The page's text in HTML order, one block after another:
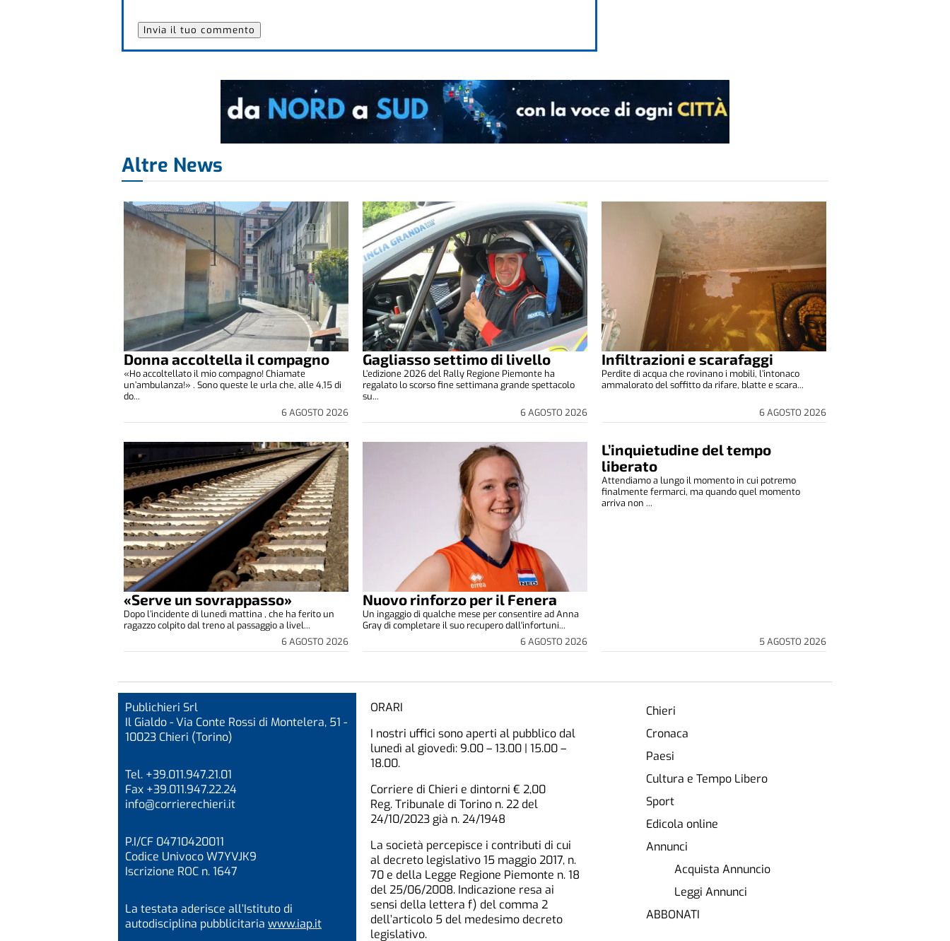
Altre News
Donna accoltella il compagno
6 AGOSTO 2026
«Ho accoltellato il mio compagno! Chiamate
un’ambulanza!» . Sono queste le urla che, alle 4,15 di
do...
Gagliasso settimo di livello
6 AGOSTO 2026
L’edizione 2026 del Rally Regione Piemonte ha
regalato lo scorso fine settimana grande spettacolo
su...
Infiltrazioni e scarafaggi
6 AGOSTO 2026
Perdite di acqua che rovinano i mobili, l’intonaco
ammalorato del soffitto da rifare, blatte e scara...
«Serve un sovrappasso»
6 AGOSTO 2026
Dopo l’incidente di lunedì mattina , che ha ferito un
ragazzo colpito dal treno al passaggio a livel...
Nuovo rinforzo per il Fenera
6 AGOSTO 2026
Un ingaggio di qualche mese per consentire ad Anna
Gray di completare il suo recupero dall'infortuni...
L’inquietudine del tempo
liberato
5 AGOSTO 2026
Attendiamo a lungo il momento in cui potremo
finalmente fermarci, ma quando quel momento
arriva non ...
Publichieri Srl
Il Gialdo - Via Conte Rossi di Montelera, 51 -
10023 Chieri (Torino)
Tel. +39.011.947.21.01
Fax +39.011.947.22.24
info@corrierechieri.it
P.I/CF 04710420011
Codice Univoco W7YVJK9
Iscrizione ROC n. 1647
La testata aderisce all’Istituto di
autodisciplina pubblicitaria www.iap.it
ORARI
I nostri uffici sono aperti al pubblico dal
lunedì al giovedì: 9.00 – 13.00 | 15.00 –
18.00.
Corriere di Chieri e dintorni € 2,00
Reg. Tribunale di Torino n. 22 del
24/10/2023 già n. 24/1948
La società percepisce i contributi di cui
al decreto legislativo 15 maggio 2017, n.
70 e della Legge Regione Piemonte n. 18
del 25/06/2008. Indicazione resa ai
sensi della lettera f) del comma 2
dell’articolo 5 del medesimo decreto
legislativo.
Chieri
Cronaca
Paesi
Cultura e Tempo Libero
Sport
Edicola online
Annunci
Acquista Annuncio
Leggi Annunci
ABBONATI